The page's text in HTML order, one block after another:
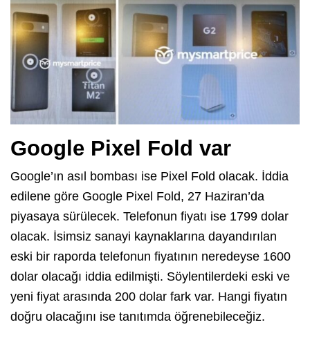
Google Pixel Fold var
Google’ın asıl bombası ise Pixel Fold olacak. İddia
edilene göre Google Pixel Fold, 27 Haziran’da
piyasaya sürülecek. Telefonun fiyatı ise 1799 dolar
olacak. İsimsiz sanayi kaynaklarına dayandırılan
eski bir raporda telefonun fiyatının neredeyse 1600
dolar olacağı iddia edilmişti. Söylentilerdeki eski ve
yeni fiyat arasında 200 dolar fark var. Hangi fiyatın
doğru olacağını ise tanıtımda öğrenebileceğiz.